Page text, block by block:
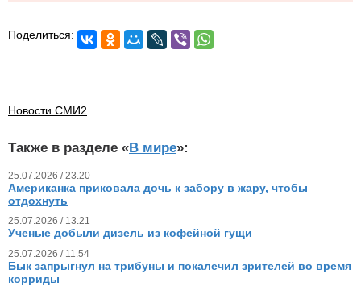
Поделиться:
Новости СМИ2
Также в разделе «В мире»:
25.07.2026 / 23.20
Американка приковала дочь к забору в жару, чтобы
отдохнуть
25.07.2026 / 13.21
Ученые добыли дизель из кофейной гущи
25.07.2026 / 11.54
Бык запрыгнул на трибуны и покалечил зрителей во время
корриды